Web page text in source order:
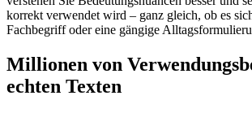
korrekt verwendet wird – ganz gleich, ob es
Fachbegriff oder eine gängige
Millionen von
echten Texten